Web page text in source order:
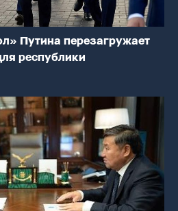
Путина перезагружает
республики